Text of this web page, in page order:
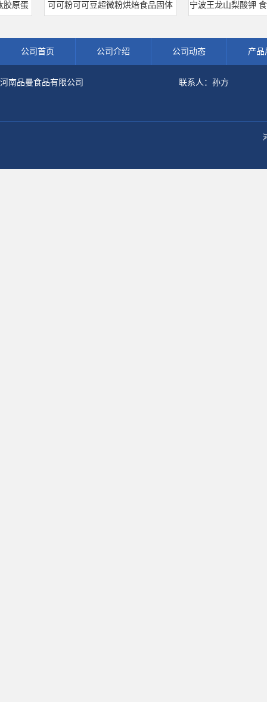
可可粉可可豆超微粉烘焙食品固体 宁波王龙山梨酸钾 食品级
公司首页 公司介绍 公司动态 产品
河南品曼食品有限公司 联系人：孙方